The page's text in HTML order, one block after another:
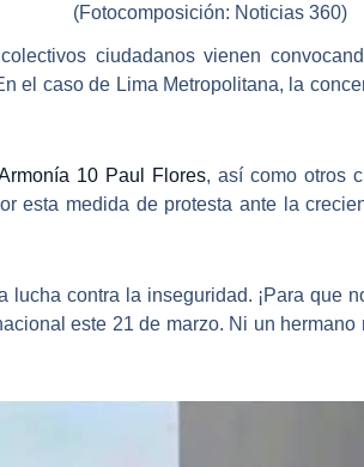
(Fotocomposición: Noticias 360)
ciudadanos vienen
el caso de Lima Metropolitana, la
10 Paul Flores, así como otros
esta medida de protesta ante la
lucha contra la inseguridad. ¡Para que
este 21 de marzo. Ni un